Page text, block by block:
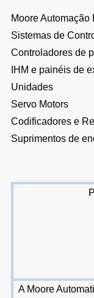
Moore
Sistemas de
Controladores de
IHM e painéis de
Unidades
Servo Motors
Codificadores e
Suprimentos de
A Moore